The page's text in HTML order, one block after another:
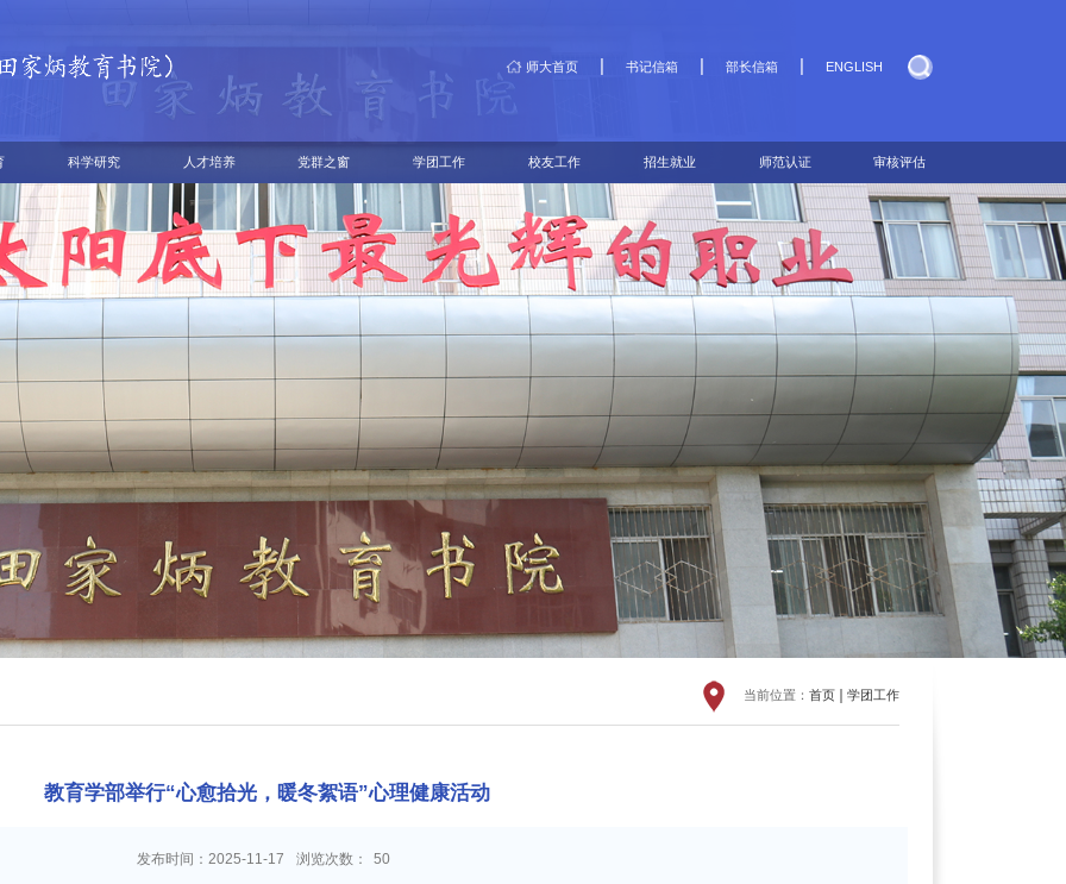
师大首页 | 书记信箱 | 部长信箱 | ENGLISH
科学研究 人才培养 党群之窗 学团工作 校友工作 招生就业 师范认证 审核评估
当前位置： 首页 学团工作
教育学部举行“心愈拾光，暖冬絮语”心理健康活动
发布时间：2025-11-17 浏览次数： 50